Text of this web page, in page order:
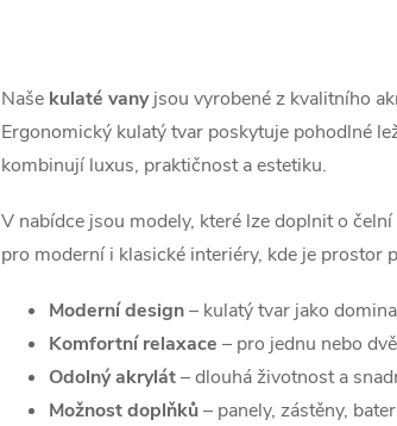
ů
t
ů
v
l
á
d
a
Naše kulaté vanyjsou vyrobené z kvalitního
Ergonomický kulatý tvar poskytuje pohodlné
kombinují luxus, praktičnost a estetiku.
V nabídce jsou modely, které lze doplnit o
pro moderní i klasické interiéry, kde je prostor
Moderní design– kulatý tvar jako
Komfortní relaxace – pro jednu nebo
Odolný akrylát– dlouhá životnost a
Možnost doplňků– panely, zástěny,